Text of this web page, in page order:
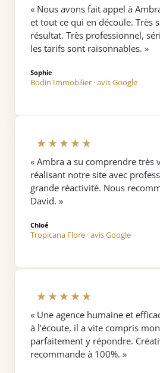
« Nous avons fait appel à
et tout ce qui en découle. Très
résultat. Très professionnel,
les tarifs sont raisonnables. »
Sophie
Bodin Immobilier · avis Google
★★★★★
« Ambra a su comprendre très
réalisant notre site avec
grande réactivité. Nous
David. »
Chloé
Tropicana Flore · avis Google
★★★★★
« Une agence humaine et
à l’écoute, il a vite compris
parfaitement y répondre.
recommande à 100%. »